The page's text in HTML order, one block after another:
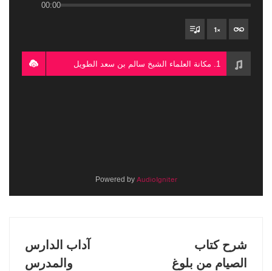
00:00
×
1
1. مكانة العلماء الشيخ سالم بن سعد الطويل
Powered by AudioIgniter
شرح كتاب
الصيام من بلوغ
آداب الدارس
والمدرس